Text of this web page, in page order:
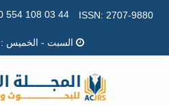
ISSN: 2707-9880
554 108 03 44
السبت - الخميس : 08:00-15:00